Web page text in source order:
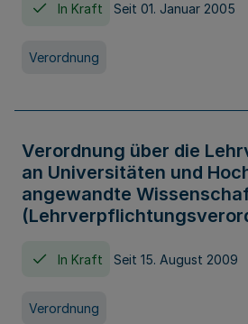
In Kraft Seit 01. Januar 2005
Verordnung
Verordnung über die
an Universitäten und
angewandte
In Kraft Seit 15. August 2009
Verordnung